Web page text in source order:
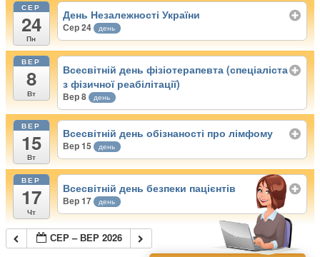
СЕР
24
Пн
День Незалежності України
Сер 24 день
ВЕР
8
Вт
Всесвітній день фізіотерапевта (спеціаліста
з фізичної реабілітації)
Вер 8 день
ВЕР
15
Вт
Всесвітній день обізнаності про лімфому
Вер 15 день
ВЕР
17
Чт
Всесвітній день безпеки пацієнтів
Вер 17 день
СЕР – ВЕР 2026